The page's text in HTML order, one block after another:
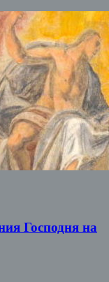
Господня на